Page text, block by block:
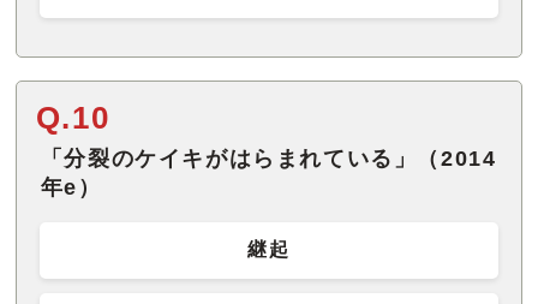
Q.10
「分裂のケイキがはらまれている」（2014
年e）
継起